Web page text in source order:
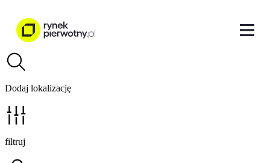
Dodaj lokalizację
filtruj